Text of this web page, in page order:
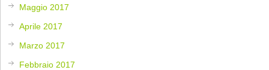
Maggio 2017
Aprile 2017
Marzo 2017
Febbraio 2017